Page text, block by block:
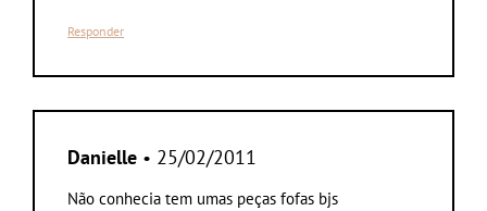
Responder
Danielle • 25/02/2011
Não conhecia tem umas peças fofas bjs